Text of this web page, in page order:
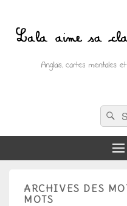
Lala aime sa
Anglais, cartes mentales et ….
ARCHIVES DES
MOTS